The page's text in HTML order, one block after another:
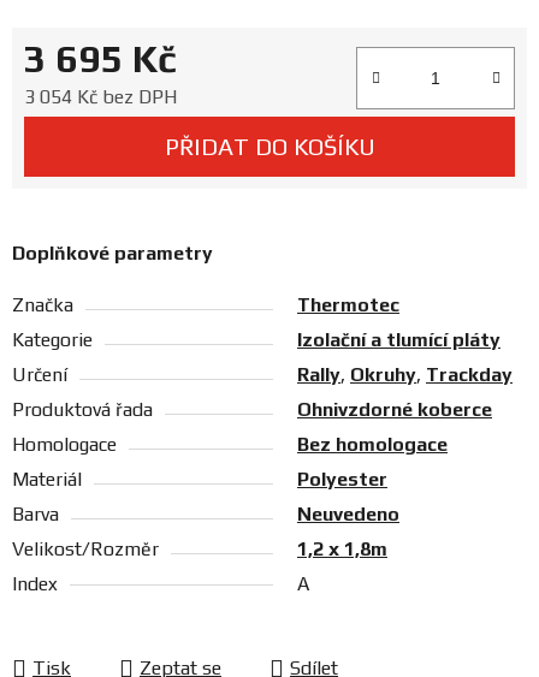
a
katalogy
3 695 Kč
3 054 Kč bez DPH
PŘIDAT DO KOŠÍKU
Doplňkové parametry
Značka
Thermotec
Kategorie
Izolační a tlumící pláty
Určení
Rally, Okruhy, Trackday
Produktová řada
Ohnivzdorné koberce
Homologace
Bez homologace
Materiál
Polyester
Barva
Neuvedeno
Velikost/Rozměr
1,2 x 1,8m
Index
A
Tisk Zeptat se Sdílet